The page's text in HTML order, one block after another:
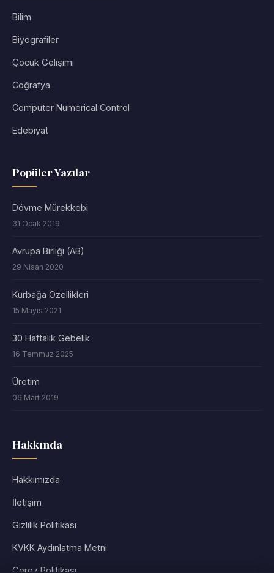
Bilim
Biyografiler
Çocuk Gelişimi
Coğrafya
Computer Numerical Control
Edebiyat
Popüler Yazılar
Dövme Mürekkebi
31 Ocak 2019
Avrupa Birliği (AB)
29 Nisan 2020
Kurbağa Özellikleri
15 Mayıs 2021
30 Haftalık Gebelik
16 Temmuz 2025
Üretim
06 Mart 2019
Hakkında
Hakkımızda
İletişim
Gizlilik Politikası
KVKK Aydınlatma Metni
Çerez Politikası